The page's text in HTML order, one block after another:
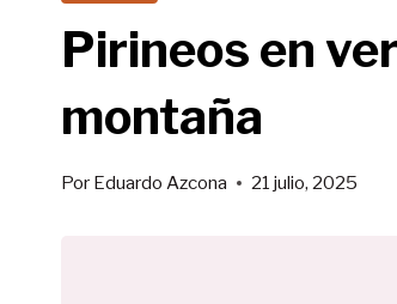
Pirineos en
montaña
Por Eduardo Azcona 21 julio, 2025